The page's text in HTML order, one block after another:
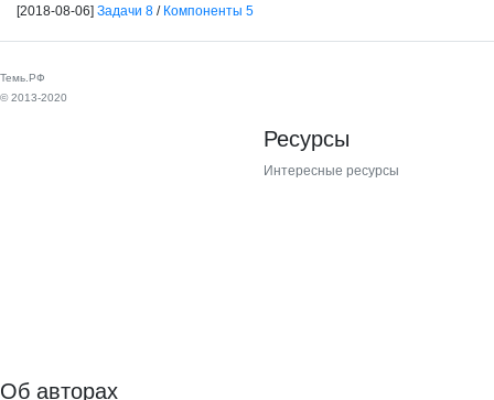
[2018-08-06] Задачи 8 / Компоненты 5
Темь.РФ
© 2013-2020
Ресурсы
Интересные ресурсы
Об авторах